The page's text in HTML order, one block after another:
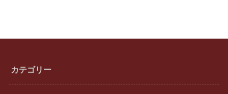
カテゴリー